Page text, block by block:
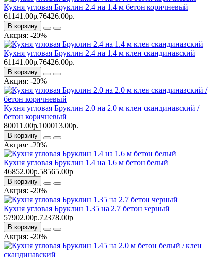
Кухня угловая Бруклин 2.4 на 1.4 м бетон коричневый
61141.00р.76426.00р.
В корзину
Акция: -20%
Кухня угловая Бруклин 2.4 на 1.4 м клен скандинавский
61141.00р.76426.00р.
В корзину
Акция: -20%
Кухня угловая Бруклин 2.0 на 2.0 м клен скандинавский /
бетон коричневый
80011.00р.100013.00р.
В корзину
Акция: -20%
Кухня угловая Бруклин 1.4 на 1.6 м бетон белый
46852.00р.58565.00р.
В корзину
Акция: -20%
Кухня угловая Бруклин 1.35 на 2.7 бетон черный
57902.00р.72378.00р.
В корзину
Акция: -20%